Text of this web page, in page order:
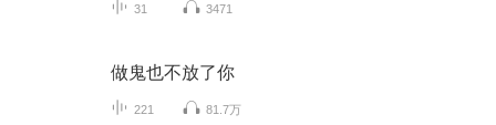
31 3471
做鬼也不放了你
221 81.7万